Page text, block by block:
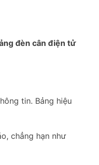
đèn cân điện tử
tin. Bảng hiệu
chẳng hạn như